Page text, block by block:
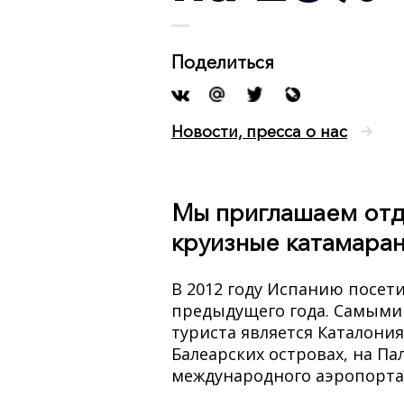
Поделиться
Новости, пресса о нас
Мы приглашаем
круизные
В 2012 году Испанию
предыдущего года.
туриста является
Балеарских островах, на
международного